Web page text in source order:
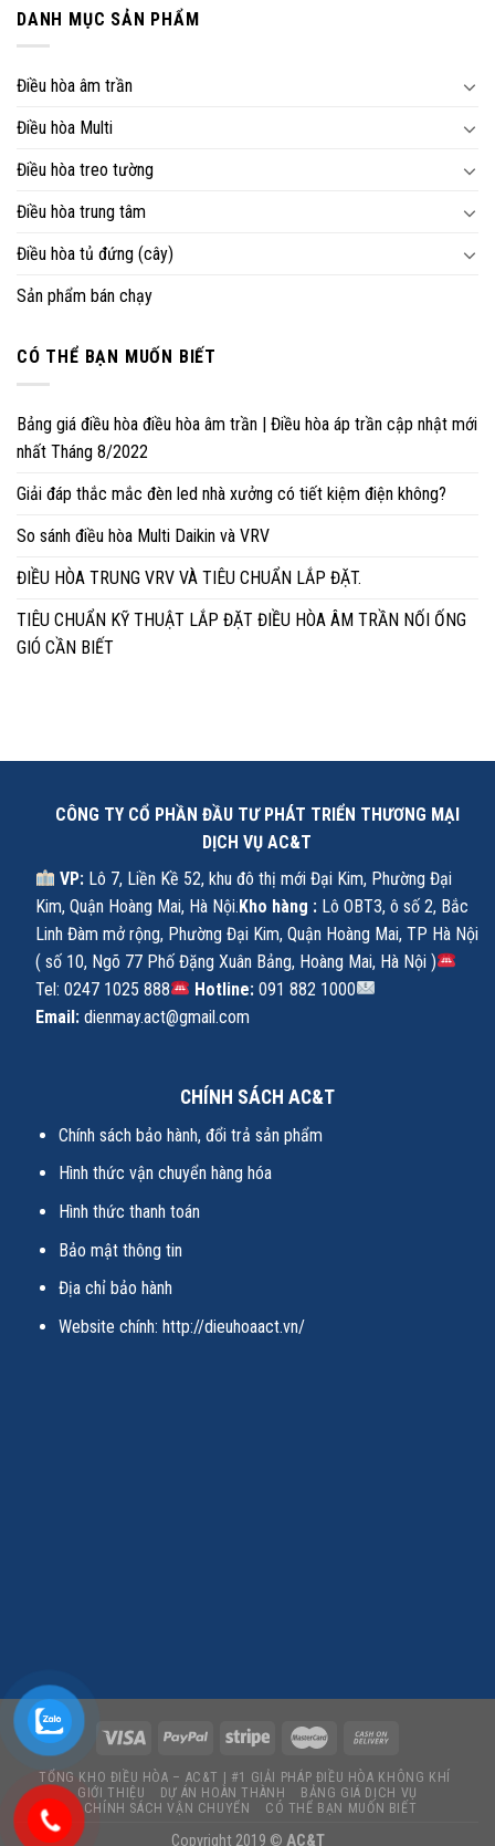
DANH MỤC SẢN PHẨM
Điều hòa âm trần
Điều hòa Multi
Điều hòa treo tường
Điều hòa trung tâm
Điều hòa tủ đứng (cây)
Sản phẩm bán chạy
CÓ THỂ BẠN MUỐN BIẾT
Bảng giá điều hòa điều hòa âm trần | Điều hòa áp trần cập nhật mới
nhất Tháng 8/2022
Giải đáp thắc mắc đèn led nhà xưởng có tiết kiệm điện không?
So sánh điều hòa Multi Daikin và VRV
ĐIỀU HÒA TRUNG VRV VÀ TIÊU CHUẨN LẮP ĐẶT.
TIÊU CHUẨN KỸ THUẬT LẮP ĐẶT ĐIỀU HÒA ÂM TRẦN NỐI ỐNG
GIÓ CẦN BIẾT
CÔNG TY CỔ PHẦN ĐẦU TƯ PHÁT TRIỂN THƯƠNG MẠI
DỊCH VỤ AC&T
VP: Lô 7, Liền Kề 52, khu đô thị mới Đại Kim, Phường Đại
Kim, Quận Hoàng Mai, Hà Nội.Kho hàng : Lô OBT3, ô số 2, Bắc
Linh Đàm mở rộng, Phường Đại Kim, Quận Hoàng Mai, TP Hà Nội
( số 10, Ngõ 77 Phố Đặng Xuân Bảng, Hoàng Mai, Hà Nội )
Tel: 0247 1025 888
Hotline:091 882 1000
Email: dienmay.act@gmail.com
CHÍNH SÁCH AC&T
Chính sách bảo hành, đổi trả sản phẩm
Hình thức vận chuyển hàng hóa
Hình thức thanh toán
Bảo mật thông tin
Địa chỉ bảo hành
Website chính: http://dieuhoaact.vn/
TỔNG KHO ĐIỀU HÒA – AC&T | #1 GIẢI PHÁP ĐIỀU HÒA KHÔNG KHÍ
GIỚI THIỆU
DỰ ÁN HOÀN THÀNH
BẢNG GIÁ DỊCH VỤ
CHÍNH SÁCH VẬN CHUYỂN
CÓ THỂ BẠN MUỐN BIẾT
Copyright 2019 © AC&T